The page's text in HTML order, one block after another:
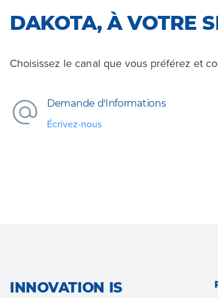
DAKOTA, À VOTRE
Choisissez le canal que vous préférez et
Demande d'Informations
Écrivez-nous
INNOVATION IS